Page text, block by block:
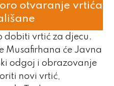
otvaranje vrtića
dobiti vrtić za djecu.
Musafirhana će Javna
odgoj i obrazovanje
novi vrtić,